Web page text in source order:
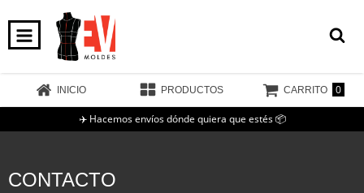
INICIO PRODUCTOS CARRITO 0
✈️ Hacemos envíos dónde quiera que estés 📦
CONTACTO